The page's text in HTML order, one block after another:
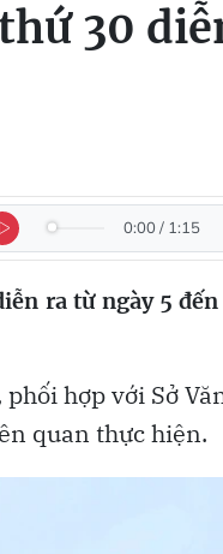
30
0:00 / 1:15
ra từ ngày 5
hợp với Sở
quan thực hiện.